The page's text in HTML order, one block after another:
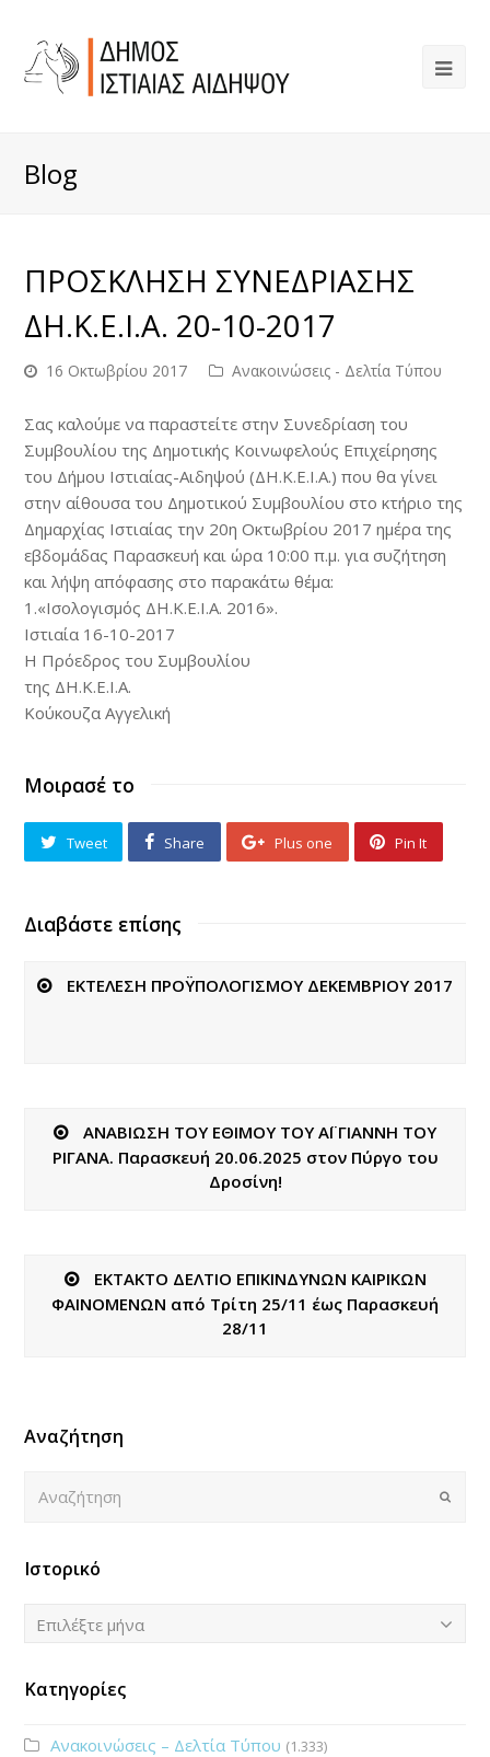
Blog
ΠΡΟΣΚΛΗΣΗ ΣΥΝΕΔΡΙΑΣΗΣ
ΔΗ.Κ.Ε.Ι.Α. 20-10-2017
16 Οκτωβρίου 2017 Ανακοινώσεις - Δελτία Τύπου
Σας καλούμε να παραστείτε στην Συνεδρίαση του
Συμβουλίου της Δημοτικής Κοινωφελούς Επιχείρησης
του Δήμου Ιστιαίας-Αιδηψού (ΔΗ.Κ.Ε.Ι.Α.) που θα γίνει
στην αίθουσα του Δημοτικού Συμβουλίου στο κτήριο της
Δημαρχίας Ιστιαίας την 20η Οκτωβρίου 2017 ημέρα της
εβδομάδας Παρασκευή και ώρα 10:00 π.μ. για συζήτηση
και λήψη απόφασης στο παρακάτω θέμα:
1.«Ισολογισμός ΔΗ.Κ.Ε.Ι.Α. 2016».
Ιστιαία 16-10-2017
Η Πρόεδρος του Συμβουλίου
της ΔΗ.Κ.Ε.Ι.Α.
Κούκουζα Αγγελική
Μοιρασέ το
Tweet Share Plus one Pin It
Διαβάστε επίσης
ΕΚΤΕΛΕΣΗ ΠΡΟΫΠΟΛΟΓΙΣΜΟΥ ΔΕΚΕΜΒΡΙΟΥ 2017
ΑΝΑΒΙΩΣΗ ΤΟΥ ΕΘΙΜΟΥ ΤΟΥ ΑΪ ΓΙΑΝΝΗ ΤΟΥ
ΡΙΓΑΝΑ. Παρασκευή 20.06.2025 στον Πύργο του
Δροσίνη!
ΕΚΤΑΚΤΟ ΔΕΛΤΙΟ ΕΠΙΚΙΝΔΥΝΩΝ ΚΑΙΡΙΚΩΝ
ΦΑΙΝΟΜΕΝΩΝ από Τρίτη 25/11 έως Παρασκευή
28/11
Αναζήτηση
Submit
Ιστορικό
Ιστορικό
Επιλέξτε μήνα
Κατηγορίες
Ανακοινώσεις – Δελτία Τύπου (1.333)